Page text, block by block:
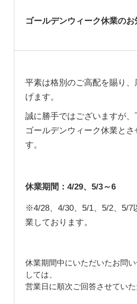
ゴールデンウィーク休業のお
平素は格別のご高配を賜り
げます。
誠に勝手ではございますが
ゴールデンウィーク休業とさ
す。
休業期間：4/29、5/3～6
※4/28、4/30、5/1、5/2、5/7
業しております。
休業期間中にいただいたお問
しては、
営業日に順次ご回答させていた